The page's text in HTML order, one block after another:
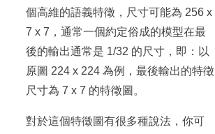
個高維的語義特徵，尺寸可能為 256 x
7 x 7，通常一個約定俗成的模型在最
後的輸出通常是 1/32 的尺寸，即：以
原圖 224 x 224 為例，最後輸出的特徵
尺寸為 7 x 7 的特徵圖。
對於這個特徵圖有很多種說法，你可